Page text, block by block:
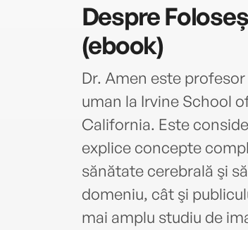
Despre
(ebook)
Dr. Amen este
uman la Irvine School
California. Este
explice concepte
sănătate cerebrală şi
domeniu, cât şi
mai amplu studiu de